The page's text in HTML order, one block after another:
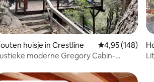
van 4,56 op 5, 85 recensies
huisje in Crestline Gemiddelde
4,95 (148)
moderne Gregory Cabin-